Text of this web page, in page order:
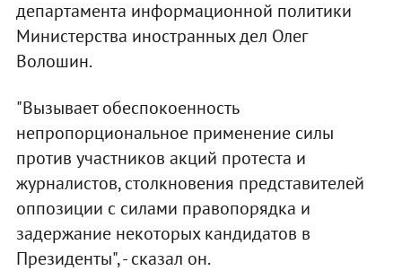
департамента информационной политики
Министерства иностранных дел Олег
Волошин.
"Вызывает обеспокоенность
непропорциональное применение силы
против участников акций протеста и
журналистов, столкновения представителей
оппозиции с силами правопорядка и
задержание некоторых кандидатов в
Президенты", - сказал он.